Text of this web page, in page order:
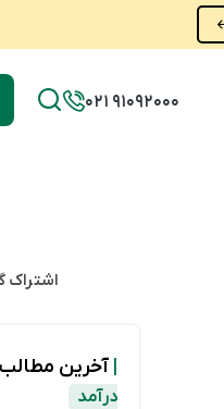
021 91092000
اشتراک
آخرین مطالب
درآمد